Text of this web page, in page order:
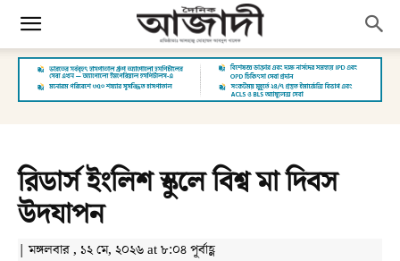
রিডার্স ইংলিশ স্কুলে বিশ্ব মা দিবস
উদযাপন
| মঙ্গলবার , ১২ মে, ২০২৬ at ৮:০৪ পূর্বাহ্ণ